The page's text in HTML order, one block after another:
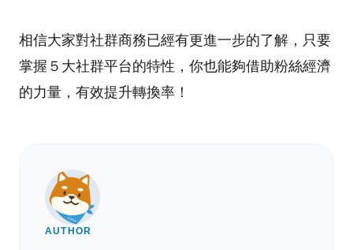
相信大家對社群商務已經有更進一步的了解，只要
掌握５大社群平台的特性，你也能夠借助粉絲經濟
的力量，有效提升轉換率！
AUTHOR